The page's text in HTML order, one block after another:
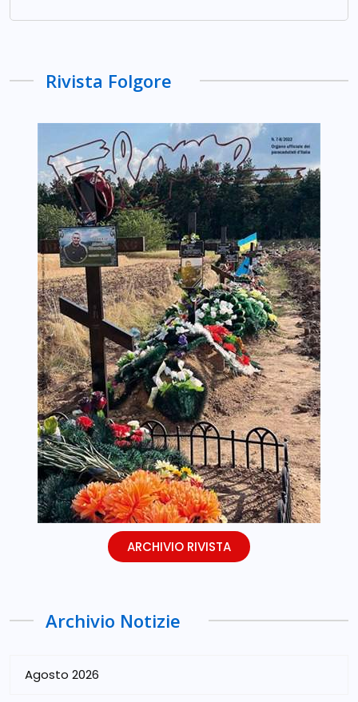
Rivista Folgore
ARCHIVIO RIVISTA
Archivio Notizie
Agosto 2026